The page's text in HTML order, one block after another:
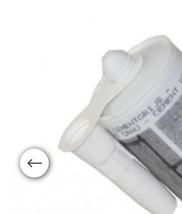
Previous